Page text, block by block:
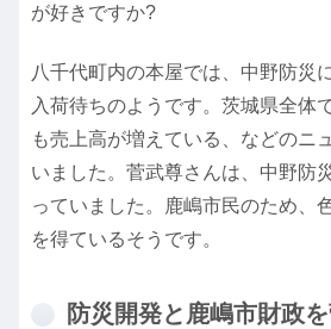
が好きですか?
八千代町内の本屋では、中野防災
入荷待ちのようです。茨城県全体
も売上高が増えている、などのニ
いました。菅武尊さんは、中野防
っていました。鹿嶋市民のため、
を得ているそうです。
防災開発と鹿嶋市財政